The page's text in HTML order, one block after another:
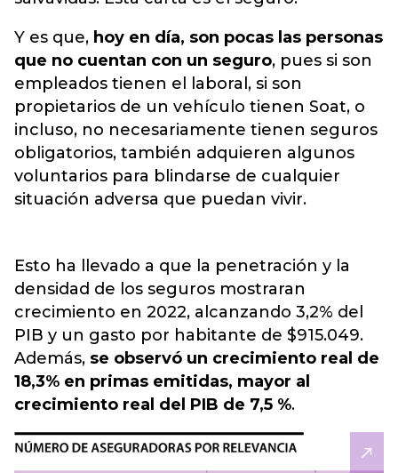
Y es que, hoy en día, son pocas las personas
que no cuentan con un seguro, pues si son
empleados tienen el laboral, si son
propietarios de un vehículo tienen Soat, o
incluso, no necesariamente tienen seguros
obligatorios, también adquieren algunos
voluntarios para blindarse de cualquier
situación adversa que puedan vivir.
Esto ha llevado a que la penetración y la
densidad de los seguros mostraran
crecimiento en 2022, alcanzando 3,2% del
PIB y un gasto por habitante de $915.049.
Además, se observó un crecimiento real de
18,3% en primas emitidas, mayor al
crecimiento real del PIB de 7,5 %.